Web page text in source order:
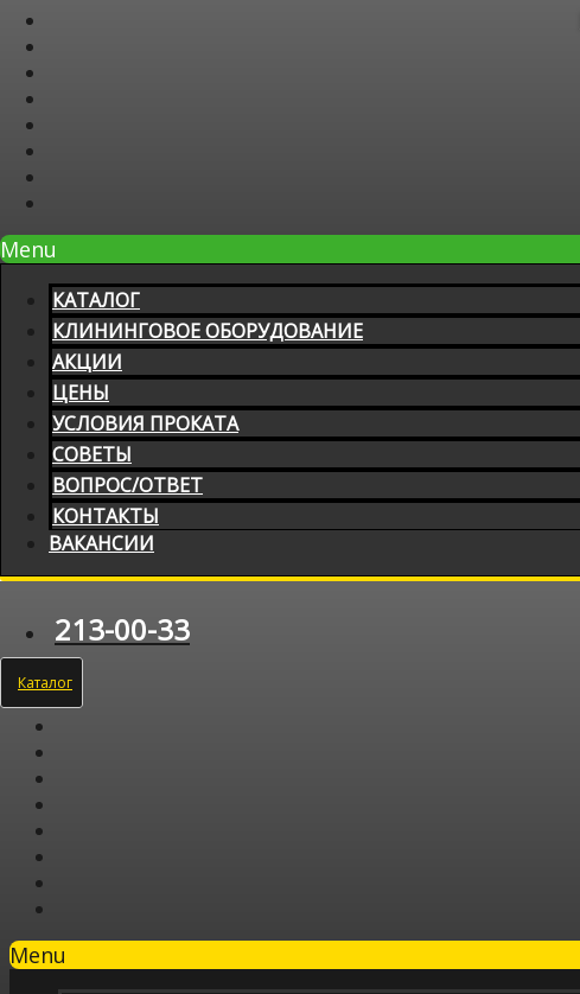
Menu
КАТАЛОГ
КЛИНИНГОВОЕ ОБОРУДОВАНИЕ
АКЦИИ
ЦЕНЫ
УСЛОВИЯ ПРОКАТА
СОВЕТЫ
ВОПРОС/ОТВЕТ
КОНТАКТЫ
ВАКАНСИИ
213-00-33
Каталог
Menu